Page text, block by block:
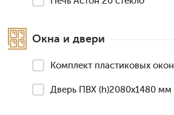
Окна и двери
Комплект пластиковых окон
Дверь ПВХ (h)2080х1480 мм